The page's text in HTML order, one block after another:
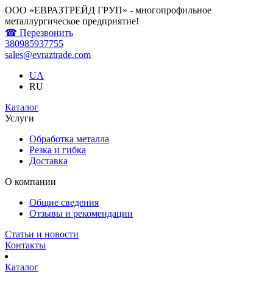
ООО «ЕВРАЗТРЕЙД ГРУП» - многопрофильное
металлургическое предприятие!
☎ Перезвонить
380985937755
sales@evraztrade.com
UA
RU
Каталог
Услуги
Обработка металла
Резка и гибка
Доставка
О компании
Общие сведения
Отзывы и рекомендации
Статьи и новости
Контакты
Каталог